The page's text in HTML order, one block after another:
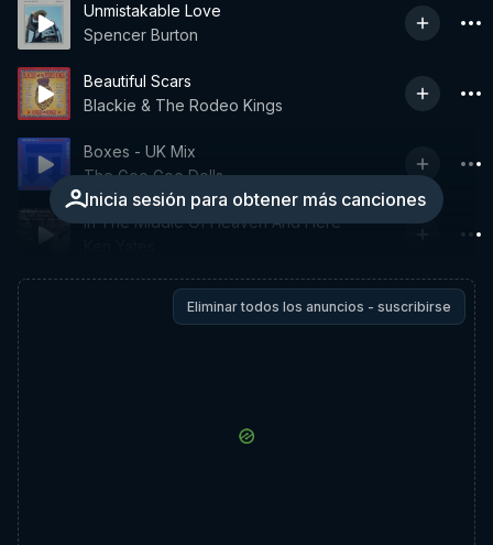
Unmistakable Love
Spencer Burton
Beautiful Scars
Blackie & The Rodeo Kings
Inicia sesión para obtener más canciones
Boxes - UK Mix
The Goo Goo Dolls
In The Middle Of Heaven And Here
Eliminar todos los anuncios - suscribirse